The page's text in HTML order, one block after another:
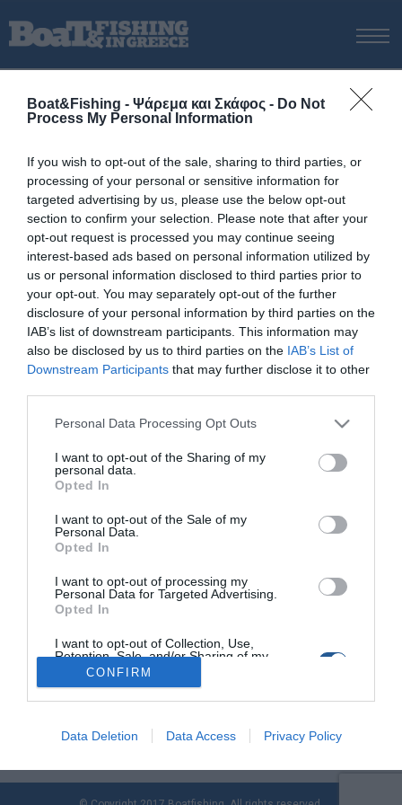
Boat&Fishing - Ψάρεμα και Σκάφος - Do Not
Process My Personal Information
If you wish to opt-out of the sale, sharing to third parties, or
processing of your personal or sensitive information for
targeted advertising by us, please use the below opt-out
section to confirm your selection. Please note that after your
opt-out request is processed you may continue seeing
interest-based ads based on personal information utilized by
us or personal information disclosed to third parties prior to
your opt-out. You may separately opt-out of the further
disclosure of your personal information by third parties on the
IAB’s list of downstream participants. This information may
also be disclosed by us to third parties on the IAB’s List of
Downstream Participants that may further disclose it to other
Personal Data Processing Opt Outs
I want to opt-out of the Sharing of my
personal data.
Opted In
I want to opt-out of the Sale of my
Personal Data.
Opted In
I want to opt-out of processing my
Personal Data for Targeted Advertising.
Opted In
I want to opt-out of Collection, Use,
Retention, Sale, and/or Sharing of my
Personal Data that Is Unrelated with the
Purposes for which it was collected.
CONFIRM
Data Deletion Data Access Privacy Policy
ΝΕΑ
ΨΑΡΕΜΑ ΑΠΟ ΑΚΤΗ
ΨΑΡΕΜΑ ΑΠΟ ΣΚΑΦΟΣ
ΨΑΡΟΤΟΥΦΕΚΟ
ΣΚΑΦΟΣ
VIDEO
ΕΞΟΠΛΙΣΜΟΣ
ΘΕΣΣΑΛΟΝΙΚΗ BOAT & FISHING SHOW 2025
BOAT & FISHING SHOW 2025
Σύστημα GMDSS
Tag:Σύστημα GMDSS
Σύστημα GMDSS (Global Maritime Distress and
Safety System)
Από την ανακάλυψη της ραδιοεπικοινωνίας στα τέλη του 19ου
αιώνα, τα σκάφη επικοινωνούσαν μεταξύ τους με κώδικα
Μορς, εφεύρεση του Σάμιουελ Μορς που
πρωτοχρησιμοποιήθηκε το 1844, για καταστάσεις κινδύνου
και ανάγκης. Οι ραδιοεπικοινωνίες εφαρμόστηκαν στη ναυτιλία
αρχικά με χρήση του τηλεγραφικού εξοπλισμού και
πλοίων. Η ανάγκη χρήσης […]